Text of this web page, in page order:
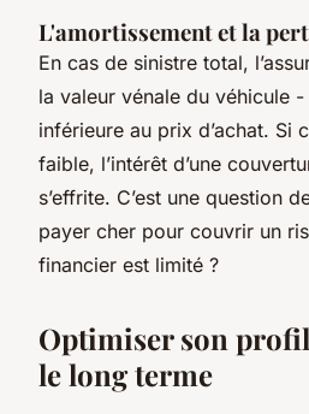
L'amortissement et la
En cas de sinistre total,
la valeur vénale du véhicule
inférieure au prix d’achat. Si
faible, l’intérêt d’une
s’effrite. C’est une question
payer cher pour couvrir un
financier est limité ?
Optimiser son
le long terme